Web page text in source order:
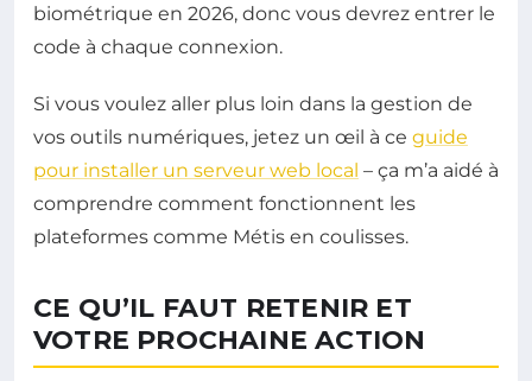
biométrique en 2026, donc vous devrez entrer le
code à chaque connexion.
Si vous voulez aller plus loin dans la gestion de
vos outils numériques, jetez un œil à ce guide
pour installer un serveur web local – ça m’a aidé à
comprendre comment fonctionnent les
plateformes comme Métis en coulisses.
CE QU’IL FAUT RETENIR ET
VOTRE PROCHAINE ACTION